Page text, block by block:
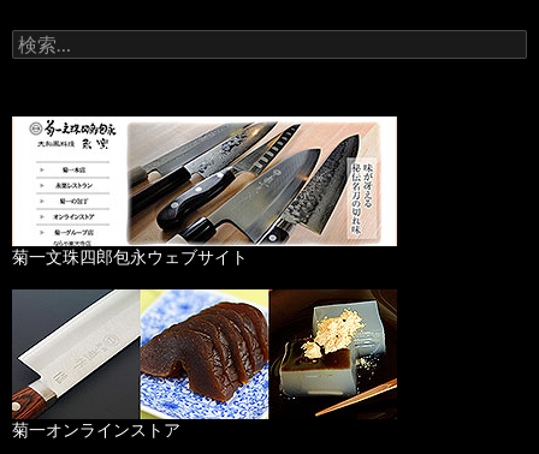
ナ
ビ
ン
検
索
菊一文珠四郎包永ウェブサイト
菊一オンラインストア